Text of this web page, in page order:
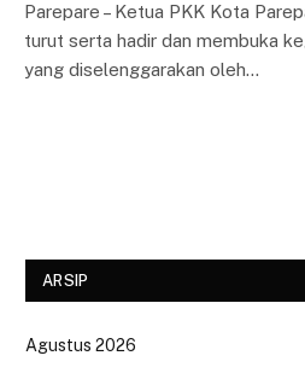
Parepare – Ketua PKK Kota
turut serta hadir dan membuka
yang diselenggarakan oleh…
ARSIP
Agustus 2026